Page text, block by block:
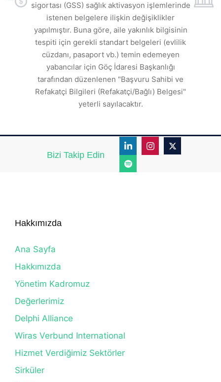
sigortası (GSS) sağlık aktivasyon işlemlerinde
istenen belgelere ilişkin değişiklikler
yapılmıştır. Buna göre, aile yakınlık bilgisinin
tespiti için gerekli standart belgeleri (evlilik
cüzdanı, pasaport vb.) temin edemeyen
yabancılar için Göç İdaresi Başkanlığı
tarafından düzenlenen "Başvuru Sahibi ve
Refakatçi Bilgileri (Refakatçi/Bağlı) Belgesi"
yeterli sayılacaktır.
Bizi Takip Edin
Hakkımızda
Ana Sayfa
Hakkımızda
Yönetim Kadromuz
Değerlerimiz
Delphi Alliance
Wiras Verbund International
Hizmet Verdiğimiz Sektörler
Sirküler